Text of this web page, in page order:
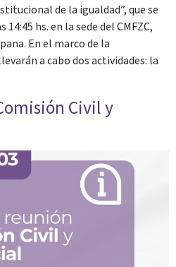
de la igualdad”, que se
hs. en la sede del CMFZC,
En el marco de la
a cabo dos actividades: la
Civil y